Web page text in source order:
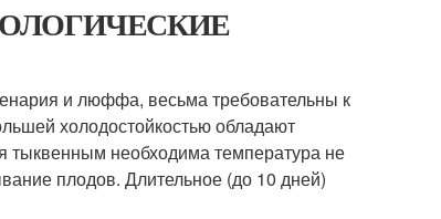
БИОЛОГИЧЕСКИЕ
и люффа, весьма требовательны к
холодостойкостью обладают
тыквенным необходима температура не
плодов. Длительное (до 10 дней)